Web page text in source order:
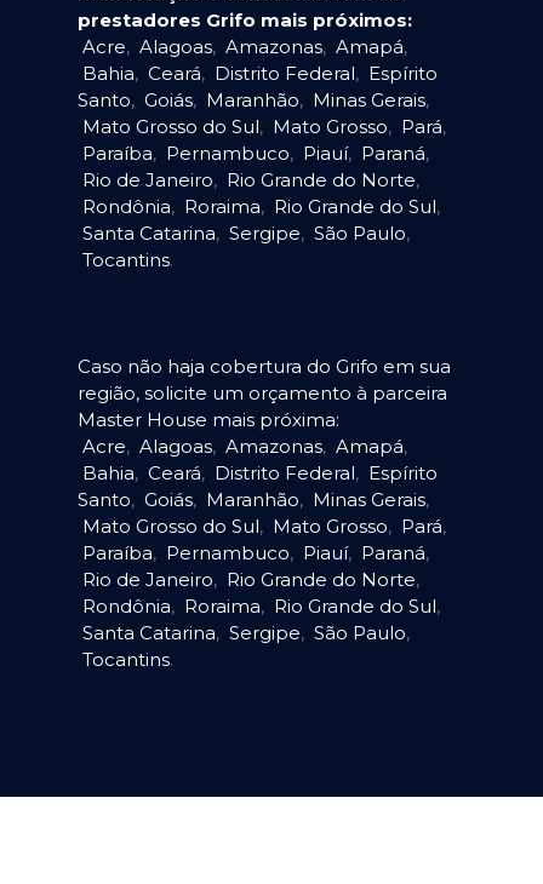
prestadores Grifo mais próximos:
Acre, Alagoas, Amazonas, Amapá,
Bahia, Ceará, Distrito Federal, Espírito
Santo, Goiás, Maranhão, Minas Gerais,
Mato Grosso do Sul, Mato Grosso, Pará,
Paraíba, Pernambuco, Piauí, Paraná,
Rio de Janeiro, Rio Grande do Norte,
Rondônia, Roraima, Rio Grande do Sul,
Santa Catarina, Sergipe, São Paulo,
Tocantins.
Caso não haja cobertura do Grifo em sua
região, solicite um orçamento à parceira
Master House mais próxima:
Acre, Alagoas, Amazonas, Amapá,
Bahia, Ceará, Distrito Federal, Espírito
Santo, Goiás, Maranhão, Minas Gerais,
Mato Grosso do Sul, Mato Grosso, Pará,
Paraíba, Pernambuco, Piauí, Paraná,
Rio de Janeiro, Rio Grande do Norte,
Rondônia, Roraima, Rio Grande do Sul,
Santa Catarina, Sergipe, São Paulo,
Tocantins.